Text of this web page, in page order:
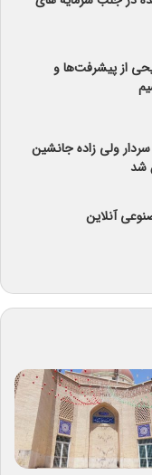
از پیشرفت‌ها و
ولی زاده جانشین
شد
آنلاین